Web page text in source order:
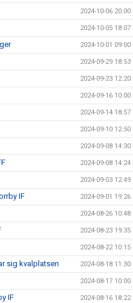
2024-10-06 20:00
2024-10-05 18:07
2024-10-01 09:00
2024-09-29 18:53
2024-09-23 12:20
2024-09-16 10:00
2024-09-14 18:57
2024-09-10 12:50
2024-09-08 14:30
2024-09-08 14:24
2024-09-03 12:49
IF 2024-09-01 19:26
2024-08-26 10:48
2024-08-23 19:35
2024-08-22 10:15
sig kvalplatsen 2024-08-18 11:30
2024-08-17 10:00
IF 2024-08-16 18:22